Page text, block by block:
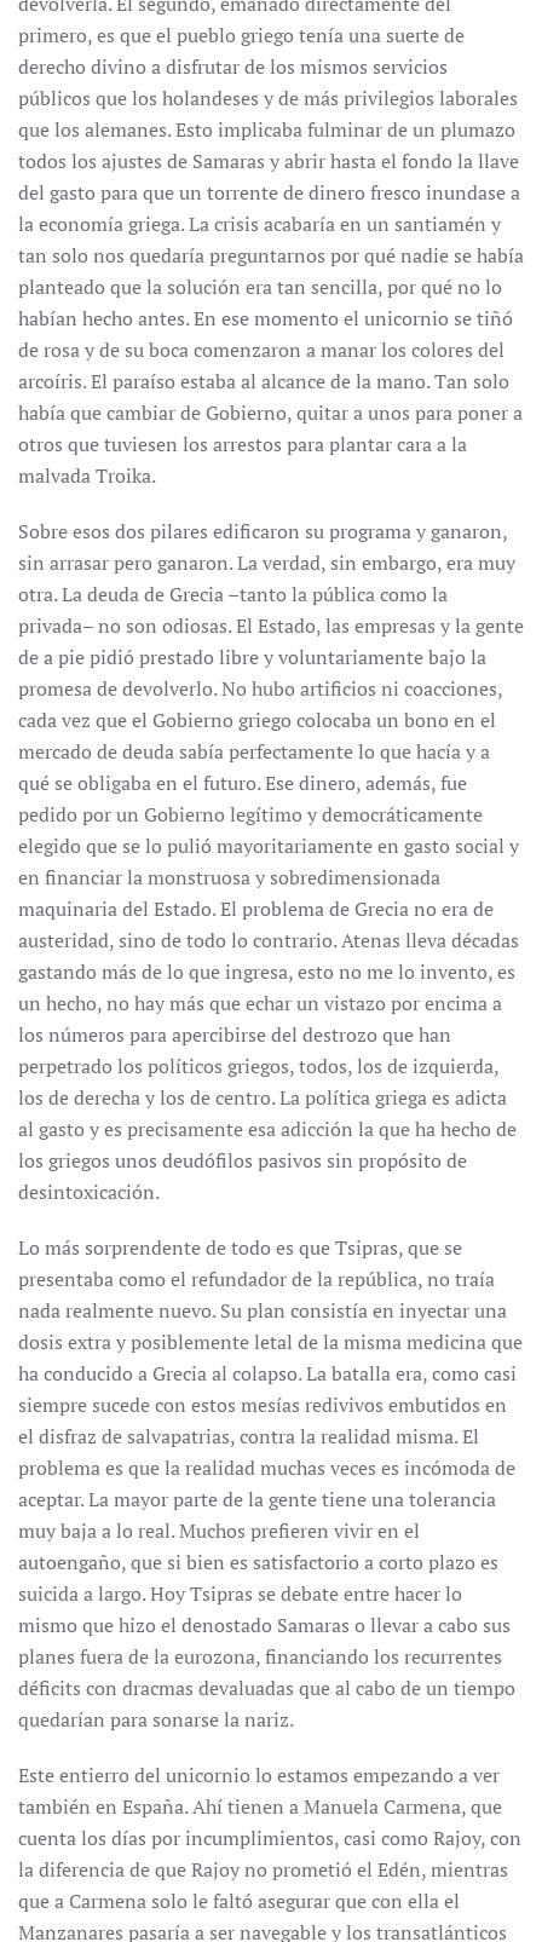
primero, es que el pueblo griego tenía una suerte de
derecho divino a disfrutar de los mismos servicios
públicos que los holandeses y de más privilegios laborales
que los alemanes. Esto implicaba fulminar de un plumazo
todos los ajustes de Samaras y abrir hasta el fondo la llave
del gasto para que un torrente de dinero fresco inundase a
la economía griega. La crisis acabaría en un santiamén y
tan solo nos quedaría preguntarnos por qué nadie se había
planteado que la solución era tan sencilla, por qué no lo
habían hecho antes. En ese momento el unicornio se tiñó
de rosa y de su boca comenzaron a manar los colores del
arcoíris. El paraíso estaba al alcance de la mano. Tan solo
había que cambiar de Gobierno, quitar a unos para poner a
otros que tuviesen los arrestos para plantar cara a la
malvada Troika.
Sobre esos dos pilares edificaron su programa y ganaron,
sin arrasar pero ganaron. La verdad, sin embargo, era muy
otra. La deuda de Grecia –tanto la pública como la
privada– no son odiosas. El Estado, las empresas y la gente
de a pie pidió prestado libre y voluntariamente bajo la
promesa de devolverlo. No hubo artificios ni coacciones,
cada vez que el Gobierno griego colocaba un bono en el
mercado de deuda sabía perfectamente lo que hacía y a
qué se obligaba en el futuro. Ese dinero, además, fue
pedido por un Gobierno legítimo y democráticamente
elegido que se lo pulió mayoritariamente en gasto social y
en financiar la monstruosa y sobredimensionada
maquinaria del Estado. El problema de Grecia no era de
austeridad, sino de todo lo contrario. Atenas lleva décadas
gastando más de lo que ingresa, esto no me lo invento, es
un hecho, no hay más que echar un vistazo por encima a
los números para apercibirse del destrozo que han
perpetrado los políticos griegos, todos, los de izquierda,
los de derecha y los de centro. La política griega es adicta
al gasto y es precisamente esa adicción la que ha hecho de
los griegos unos deudófilos pasivos sin propósito de
desintoxicación.
Lo más sorprendente de todo es que Tsipras, que se
presentaba como el refundador de la república, no traía
nada realmente nuevo. Su plan consistía en inyectar una
dosis extra y posiblemente letal de la misma medicina que
ha conducido a Grecia al colapso. La batalla era, como casi
siempre sucede con estos mesías redivivos embutidos en
el disfraz de salvapatrias, contra la realidad misma. El
problema es que la realidad muchas veces es incómoda de
aceptar. La mayor parte de la gente tiene una tolerancia
muy baja a lo real. Muchos prefieren vivir en el
autoengaño, que si bien es satisfactorio a corto plazo es
suicida a largo. Hoy Tsipras se debate entre hacer lo
mismo que hizo el denostado Samaras o llevar a cabo sus
planes fuera de la eurozona, financiando los recurrentes
déficits con dracmas devaluadas que al cabo de un tiempo
quedarían para sonarse la nariz.
Este entierro del unicornio lo estamos empezando a ver
también en España. Ahí tienen a Manuela Carmena, que
cuenta los días por incumplimientos, casi como Rajoy, con
la diferencia de que Rajoy no prometió el Edén, mientras
que a Carmena solo le faltó asegurar que con ella el
Manzanares pasaría a ser navegable y los transatlánticos